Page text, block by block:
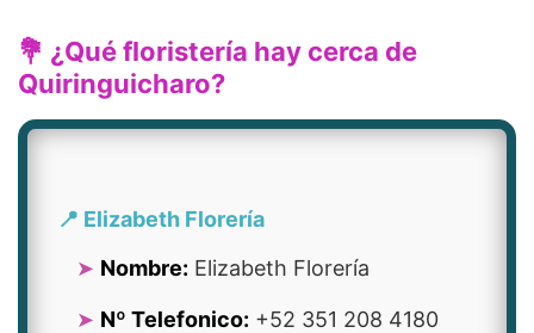
💐 ¿Qué floristería hay cerca de
Quiringuicharo?
📍 Elizabeth Florería
Nombre: Elizabeth Florería
Nº Telefonico: +52 351 208 4180